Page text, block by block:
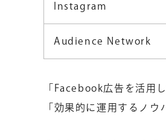
Instagram
Audience Network
「Facebook広告を活用
「効果的に運用するノウ